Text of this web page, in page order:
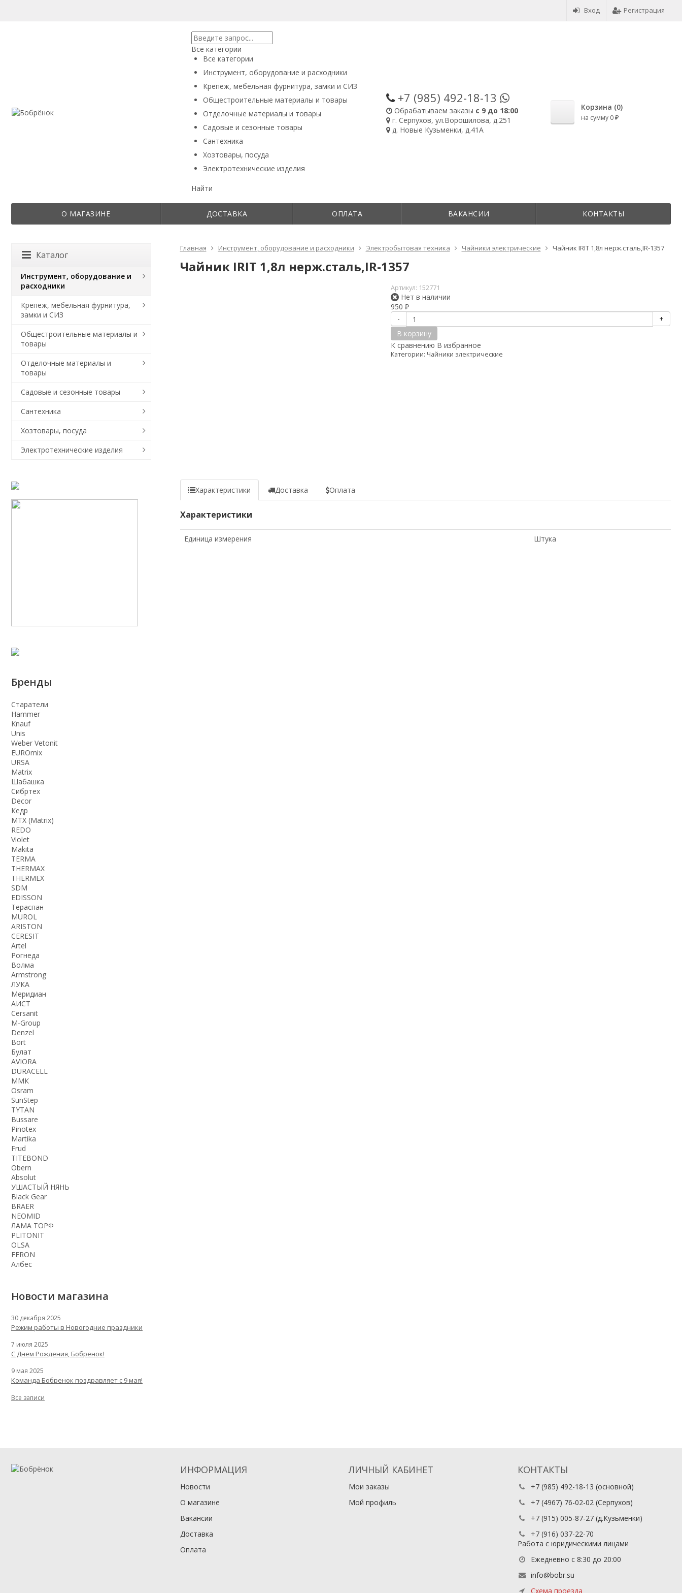
Вход Регистрация
Все категории
Все категории
Инструмент, оборудование и расходники
Крепеж, мебельная фурнитура, замки и СИЗ
Общестроительные материалы и товары
Отделочные материалы и товары
Садовые и сезонные товары
Сантехника
Хозтовары, посуда
Электротехнические изделия
Найти
+7 (985) 492-18-13
Обрабатываем заказы с 9 до 18:00
г. Серпухов, ул.Ворошилова, д.251
д. Новые Кузьменки, д.41А
Корзина (0)
на сумму 0 ₽
О МАГАЗИНЕ ДОСТАВКА ОПЛАТА ВАКАНСИИ КОНТАКТЫ
Главная Инструмент, оборудование и расходники Электробытовая техника Чайники электрические Чайник IRIT 1,8л нерж.сталь,IR-1357
Чайник IRIT 1,8л нерж.сталь,IR-1357
Артикул: 152771
Нет в наличии
950₽
-
+
В корзину
К сравнению В избранное
Категории: Чайники электрические
Характеристики Доставка Оплата
Характеристики
Единица измерения Штука
Каталог
Инструмент, оборудование и
расходники
Крепеж, мебельная фурнитура,
замки и СИЗ
Общестроительные материалы и
товары
Отделочные материалы и
товары
Садовые и сезонные товары
Сантехника
Хозтовары, посуда
Электротехнические изделия
Бренды
Старатели
Hammer
Knauf
Unis
Weber Vetonit
EUROmix
URSA
Matrix
Шабашка
Сибртех
Decor
Кедр
MTX (Matrix)
REDO
Violet
Makita
TERMA
THERMАX
THERMEX
SDM
EDISSON
Тераспан
MUROL
ARISTON
CERESIT
Artel
Рогнеда
Волма
Armstrong
ЛУКА
Меридиан
АИСТ
Cersanit
M-Group
Denzel
Bort
Булат
AVIORA
DURACELL
ММК
Osram
SunStep
TYTAN
Bussare
Pinotex
Martika
Frud
TITEBOND
Obern
Absolut
УШАСТЫЙ НЯНЬ
Black Gear
BRAER
NEOMID
ЛАМА ТОРФ
PLITONIT
OLSA
FERON
Албес
Новости магазина
30 декабря 2025
Режим работы в Новогодние праздники
7 июля 2025
С Днем Рождения, Бобренок!
9 мая 2025
Команда Бобренок поздравляет с 9 мая!
Все записи
ИНФОРМАЦИЯ
Новости
О магазине
Вакансии
Доставка
Оплата
ЛИЧНЫЙ КАБИНЕТ
Мои заказы
Мой профиль
КОНТАКТЫ
+7 (985) 492-18-13 (основной)
+7 (4967) 76-02-02 (Серпухов)
+7 (915) 005-87-27(д.Кузьменки)
+7 (916) 037-22-70
Работа с юридическими лицами
Ежедневно с 8:30 до 20:00
info@bobr.su
Схема проезда